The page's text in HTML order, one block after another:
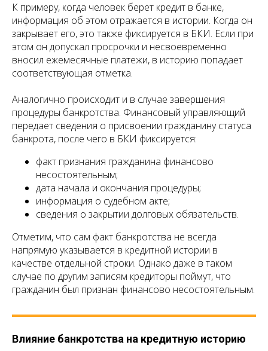
К примеру, когда человек берет кредит в банке,
информация об этом отражается в истории. Когда он
закрывает его, это также фиксируется в БКИ. Если при
этом он допускал просрочки и несвоевременно
вносил ежемесячные платежи, в историю попадает
соответствующая отметка.
Аналогично происходит и в случае завершения
процедуры банкротства. Финансовый управляющий
передает сведения о присвоении гражданину статуса
банкрота, после чего в БКИ фиксируется:
факт признания гражданина финансово
несостоятельным;
дата начала и окончания процедуры;
информация о судебном акте;
сведения о закрытии долговых обязательств.
Отметим, что сам факт банкротства не всегда
напрямую указывается в кредитной истории в
качестве отдельной строки. Однако даже в таком
случае по другим записям кредиторы поймут, что
гражданин был признан финансово несостоятельным.
Влияние банкротства на кредитную историю